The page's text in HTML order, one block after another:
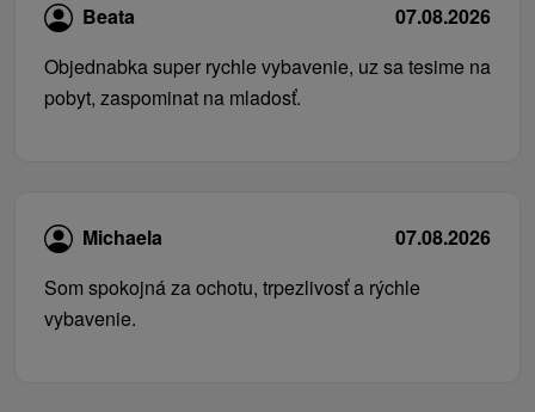
Beata
07.08.2026
Objednabka super rychle vybavenie, uz sa tesime na
pobyt, zaspominat na mladosť.
Michaela
07.08.2026
Som spokojná za ochotu, trpezlivosť a rýchle
vybavenie.